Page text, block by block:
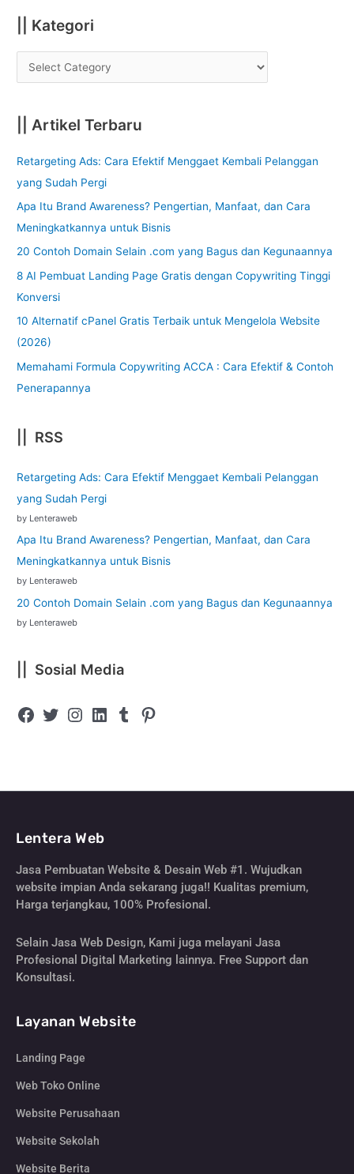
|| Kategori
|| Artikel Terbaru
Retargeting Ads: Cara Efektif Menggaet Kembali Pelanggan
yang Sudah Pergi
Apa Itu Brand Awareness? Pengertian, Manfaat, dan Cara
Meningkatkannya untuk Bisnis
20 Contoh Domain Selain .com yang Bagus dan Kegunaannya
8 AI Pembuat Landing Page Gratis dengan Copywriting Tinggi
Konversi
10 Alternatif cPanel Gratis Terbaik untuk Mengelola Website
(2026)
Memahami Formula Copywriting ACCA : Cara Efektif & Contoh
Penerapannya
|| RSS
Retargeting Ads: Cara Efektif Menggaet Kembali Pelanggan
yang Sudah Pergi
by Lenteraweb
Apa Itu Brand Awareness? Pengertian, Manfaat, dan Cara
Meningkatkannya untuk Bisnis
by Lenteraweb
20 Contoh Domain Selain .com yang Bagus dan Kegunaannya
by Lenteraweb
|| Sosial Media
Lentera Web
Jasa Pembuatan Website & Desain Web #1. Wujudkan
website impian Anda sekarang juga!! Kualitas premium,
Harga terjangkau, 100% Profesional.
Selain Jasa Web Design, Kami juga melayani Jasa
Profesional Digital Marketing lainnya. Free Support dan
Konsultasi.
Layanan Website
Landing Page
Web Toko Online
Website Perusahaan
Website Sekolah
Website Berita